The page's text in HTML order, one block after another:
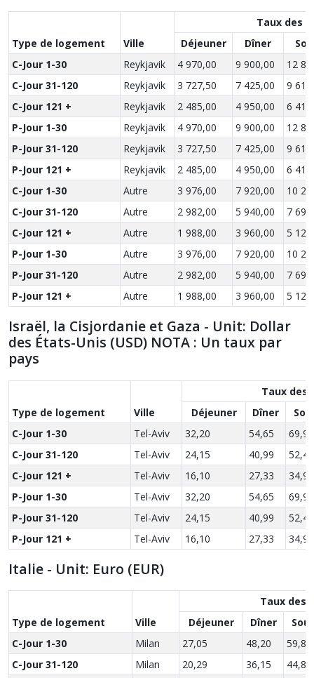
Type de logement Ville
Taux des
Déjeuner
Dîner
C-Jour 1-30
Reykjavik 4 970,00 9 900,00
12
C-Jour 31-120
Reykjavik 3 727,50 7 425,00
9
C-Jour 121 +
Reykjavik 2 485,00 4 950,00
6
P-Jour 1-30
Reykjavik 4 970,00 9 900,00
12
P-Jour 31-120
Reykjavik 3 727,50 7 425,00
9
P-Jour 121 +
Reykjavik 2 485,00 4 950,00
6
C-Jour 1-30
Autre 3 976,00 7 920,00
10
C-Jour 31-120
Autre 2 982,00 5 940,00
7
C-Jour 121 +
Autre 1 988,00 3 960,00
5
P-Jour 1-30
Autre 3 976,00 7 920,00
10
P-Jour 31-120
Autre 2 982,00 5 940,00
7
P-Jour 121 +
Autre 1 988,00 3 960,00 5
Israël, la Cisjordanie et Gaza - Unit: Dollar
des États-Unis (USD) NOTA : Un taux par
pays
Type de logement Ville
Taux des
Déjeuner
Dîner
C-Jour 1-30
Tel-Aviv 32,20 54,65
69,90
C-Jour 31-120
Tel-Aviv 24,15 40,99
52,43
C-Jour 121 +
Tel-Aviv 16,10 27,33
34,95
P-Jour 1-30
Tel-Aviv 32,20 54,65
69,90
P-Jour 31-120
Tel-Aviv 24,15 40,99
52,43
P-Jour 121 +
Tel-Aviv 16,10 27,33 34,95
Italie - Unit: Euro (EUR)
Type de logement Ville
Taux des
Déjeuner
Dîner
C-Jour 1-30
Milan 27,05 48,20
59,85
C-Jour 31-120
Milan 20,29 36,15
44,89